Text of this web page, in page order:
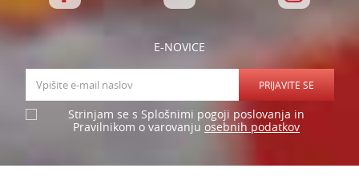
E-NOVICE
PRIJAVITE SE
Strinjam se s Splošnimi pogoji poslovanja in
Pravilnikom o varovanju osebnih podatkov